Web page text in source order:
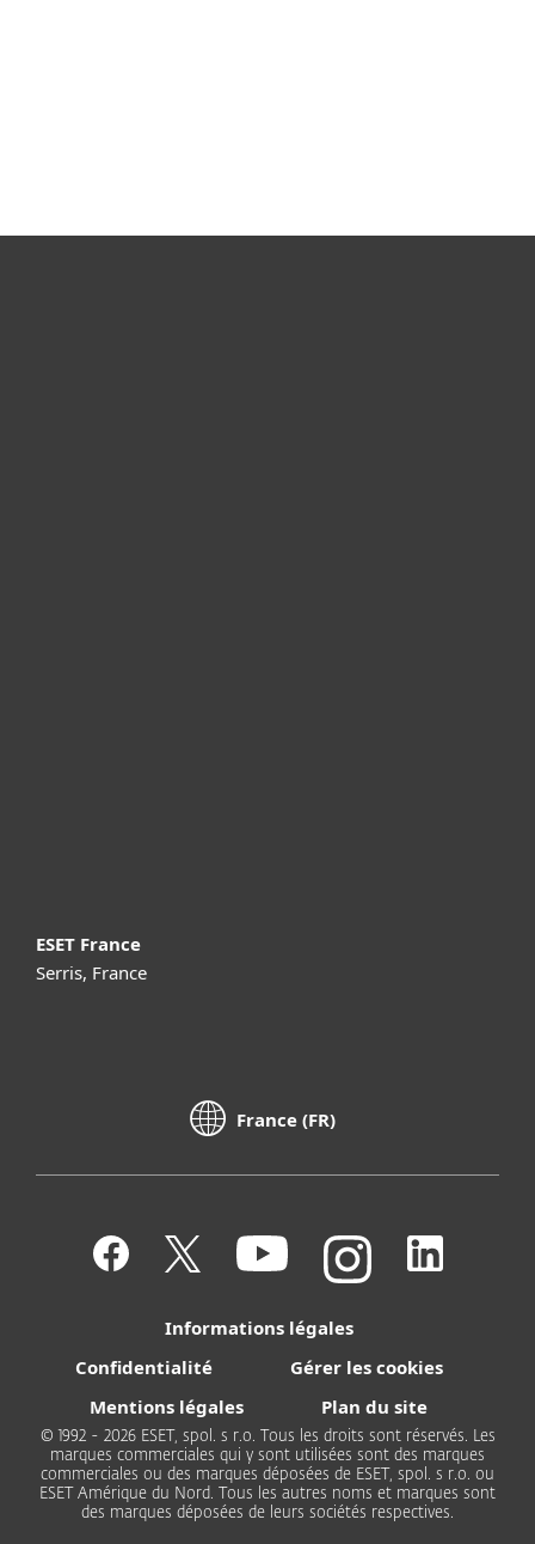
ESET France
Serris, France
France (FR)
Informations légales
Confidentialité
Gérer les cookies
Mentions légales
Plan du site
© 1992 - 2026 ESET, spol. s r.o. Tous les droits sont réservés. Les
marques commerciales qui y sont utilisées sont des marques
commerciales ou des marques déposées de ESET, spol. s r.o. ou
ESET Amérique du Nord. Tous les autres noms et marques sont
des marques déposées de leurs sociétés respectives.